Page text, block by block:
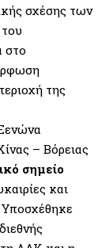
σχέσης των
στο
της
– Βόρειας
σημείο
και
Υποσχέθηκε